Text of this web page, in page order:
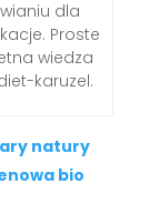
dla
Proste
wiedza
karuzel.
natury
bio